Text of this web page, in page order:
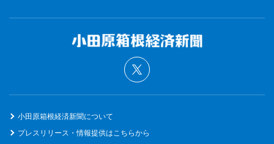
小田原箱根経済新聞について
プレスリリース・情報提供はこちらから